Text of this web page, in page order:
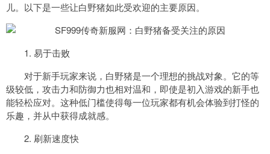
儿。以下是一些让白野猪如此受欢迎的主要原因。
1. 易于击败
对于新手玩家来说，白野猪是一个理想的挑战对象。它的等
级较低，攻击力和防御力也相对温和，即使是初入游戏的新手也
能轻松应对。这种低门槛使得每一位玩家都有机会体验到打怪的
乐趣，并从中获得成就感。
2. 刷新速度快